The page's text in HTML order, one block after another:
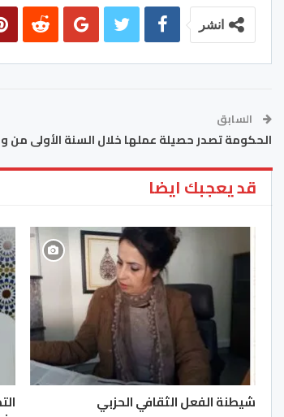
انشر
السابق
الحكومة تصدر حصيلة عملها خلال السنة الأولى من
قد يعجبك ايضا
شيطنة الفعل الثقافي الحزبي